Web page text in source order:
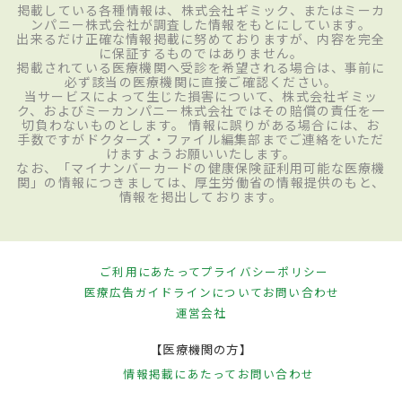
掲載している各種情報は、株式会社ギミック、またはミーカ
ンパニー株式会社が調査した情報をもとにしています。
出来るだけ正確な情報掲載に努めておりますが、内容を完全
に保証するものではありません。
掲載されている医療機関へ受診を希望される場合は、事前に
必ず該当の医療機関に直接ご確認ください。
当サービスによって生じた損害について、株式会社ギミッ
ク、およびミーカンパニー株式会社ではその賠償の責任を一
切負わないものとします。 情報に誤りがある場合には、お
手数ですがドクターズ・ファイル編集部までご連絡をいただ
けますようお願いいたします。
なお、「マイナンバーカードの健康保険証利用可能な医療機
関」の情報につきましては、厚生労働省の情報提供のもと、
情報を掲出しております。
ご利用にあたってプライバシーポリシー
医療広告ガイドラインについてお問い合わせ
運営会社
【医療機関の方】
情報掲載にあたって お問い合わせ